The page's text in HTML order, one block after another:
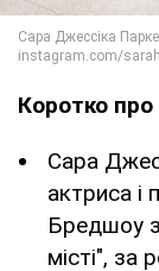
Коротко про
Сара
актриса
Бредшоу
місті", за